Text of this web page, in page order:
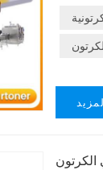
الكرتون